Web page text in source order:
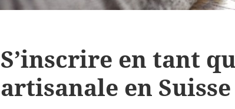
S’inscrire en tant
artisanale en Suisse